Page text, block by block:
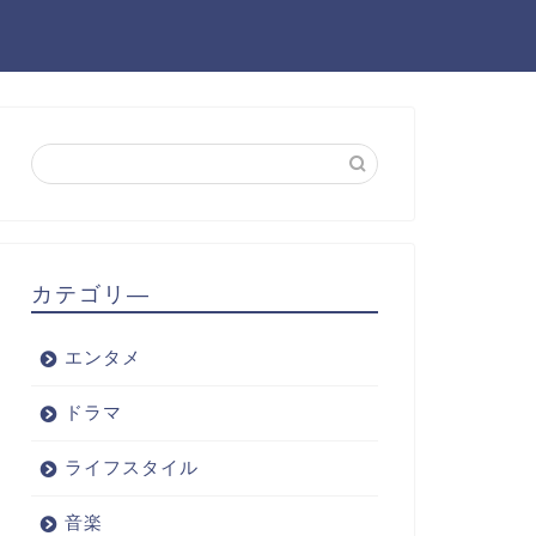
カテゴリ―
エンタメ
ドラマ
ライフスタイル
音楽